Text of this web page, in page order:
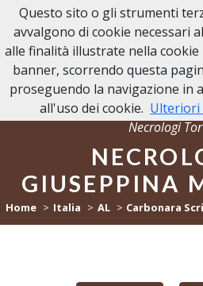
NECROLOGI TORTONA
Necrologi
GIUSEPPINA
Home Italia AL Carbonara
Questo sito o gli strumenti
avvalgono di cookie necessari
alle finalità illustrate nella cookie
banner, scorrendo questa
proseguendo la navigazione in
all'uso dei cookie. Ulteriori